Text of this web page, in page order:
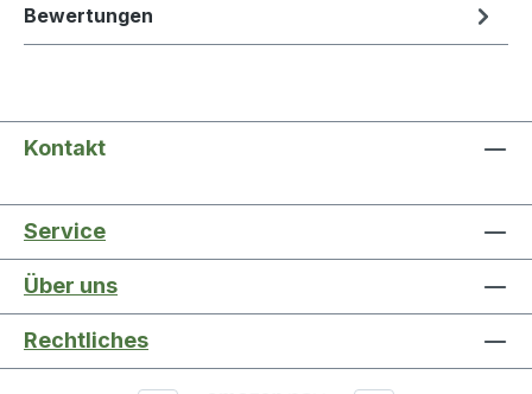
Bewertungen
Kontakt
Service
Über uns
Rechtliches